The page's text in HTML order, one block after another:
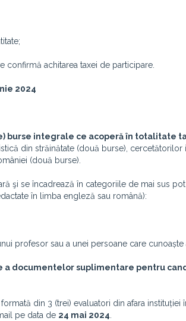
achitarea taxei de participare.
2024
burse integrale ce acoperă în totalitate
din străinătate (două burse),
(două burse).
şi se încadrează în categoriile de mai sus
în limba engleză sau română):
profesor sau a unei persoane care cunoaște
a documentelor suplimentare pentru
din 3 (trei) evaluatori din afara instituției
pe data de 24 mai 2024